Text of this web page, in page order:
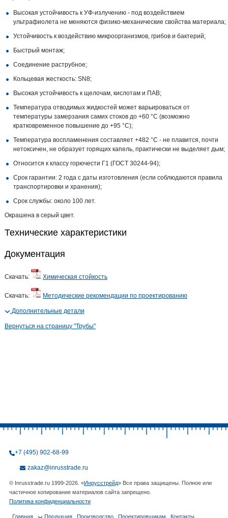
Высокая устойчивость к УФ-излучению - под воздействием
ультрафиолета не меняются физико-механические свойства материала;
Устойчивость к воздействию микроорганизмов, грибов и бактерий;
Быстрый монтаж;
Соединение раструбное;
Кольцевая жесткость: SN8;
Высокая устойчивость к щелочам, кислотам и ПАВ;
Температура отводимых жидкостей может варьироваться от
температуры замерзания самих стоков до +60 °С (возможно
кратковременное повышение до +95 °С);
Температура воспламенения составляет +482 °С - не плавится, почти
нетоксичен, не образует горящих капель, практически не выделяет дым;
Относится к классу горючести Г1 (ГОСТ 30244-94);
Срок гарантии: 2 года с даты изготовления (если соблюдаются правила
транспортировки и хранения);
Срок службы: около 100 лет.
Окрашена в серый цвет.
Технические характеристики
Документация
Скачать: Химическая стойкость
Скачать: Методические рекомендации по проектированию
Дополнительные детали
Вернуться на страницу "Трубы"
+7 (495) 902-68-99
zakaz@inrusstrade.ru
© Inrusstrade.ru 1999-2026. «Инрусстрейд» Все права защищены. Полное или
частичное копирование материалов сайта запрещено.
Политика конфиденциальности
Главная Продукция Производство Проектировщикам Контакты